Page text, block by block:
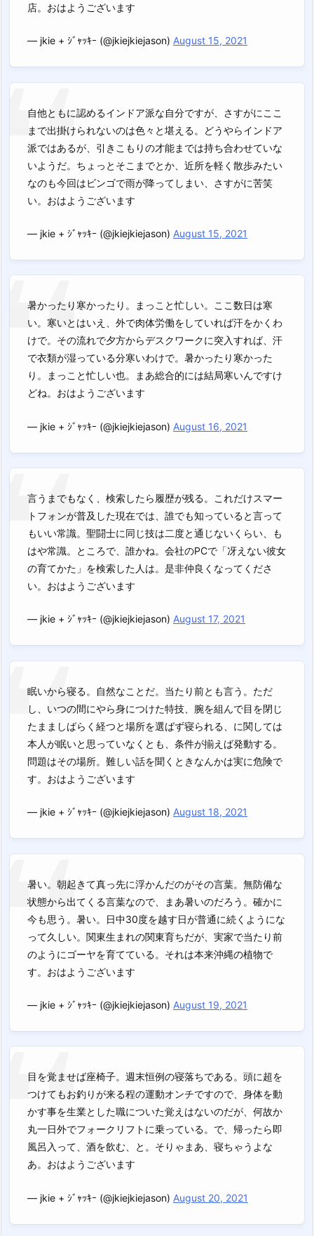
店。おはようございます
— jkie + ｼﾞｬｯｷｰ (@jkiejkiejason) August 15, 2021
自他ともに認めるインドア派な自分ですが、さすがにここ
まで出掛けられないのは色々と堪える。どうやらインドア
派ではあるが、引きこもりの才能までは持ち合わせていな
いようだ。ちょっとそこまでとか、近所を軽く散歩みたい
なのも今回はビンゴで雨が降ってしまい、さすがに苦笑
い。おはようございます
— jkie + ｼﾞｬｯｷｰ (@jkiejkiejason) August 15, 2021
暑かったり寒かったり。まっこと忙しい。ここ数日は寒
い。寒いとはいえ、外で肉体労働をしていれば汗をかくわ
けで。その流れで夕方からデスクワークに突入すれば、汗
で衣類が湿っている分寒いわけで。暑かったり寒かった
り。まっこと忙しい也。まあ総合的には結局寒いんですけ
どね。おはようございます
— jkie + ｼﾞｬｯｷｰ (@jkiejkiejason) August 16, 2021
言うまでもなく、検索したら履歴が残る。これだけスマー
トフォンが普及した現在では、誰でも知っていると言って
もいい常識。聖闘士に同じ技は二度と通じないくらい、も
はや常識。ところで、誰かね。会社のPCで「冴えない彼女
の育てかた」を検索した人は。是非仲良くなってくださ
い。おはようございます
— jkie + ｼﾞｬｯｷｰ (@jkiejkiejason) August 17, 2021
眠いから寝る。自然なことだ。当たり前とも言う。ただ
し、いつの間にやら身につけた特技、腕を組んで目を閉じ
たまましばらく経つと場所を選ばず寝られる、に関しては
本人が眠いと思っていなくとも、条件が揃えば発動する。
問題はその場所。難しい話を聞くときなんかは実に危険で
す。おはようございます
— jkie + ｼﾞｬｯｷｰ (@jkiejkiejason) August 18, 2021
暑い。朝起きて真っ先に浮かんだのがその言葉。無防備な
状態から出てくる言葉なので、まあ暑いのだろう。確かに
今も思う。暑い。日中30度を越す日が普通に続くようにな
って久しい。関東生まれの関東育ちだが、実家で当たり前
のようにゴーヤを育てている。それは本来沖縄の植物で
す。おはようございます
— jkie + ｼﾞｬｯｷｰ (@jkiejkiejason) August 19, 2021
目を覚ませば座椅子。週末恒例の寝落ちである。頭に超を
つけてもお釣りが来る程の運動オンチですので、身体を動
かす事を生業とした職についた覚えはないのだが、何故か
丸一日外でフォークリフトに乗っている。で、帰ったら即
風呂入って、酒を飲む、と。そりゃまあ、寝ちゃうよな
あ。おはようございます
— jkie + ｼﾞｬｯｷｰ (@jkiejkiejason) August 20, 2021